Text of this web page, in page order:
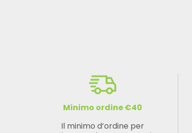
Minimo ordine €40
Il minimo d’ordine per